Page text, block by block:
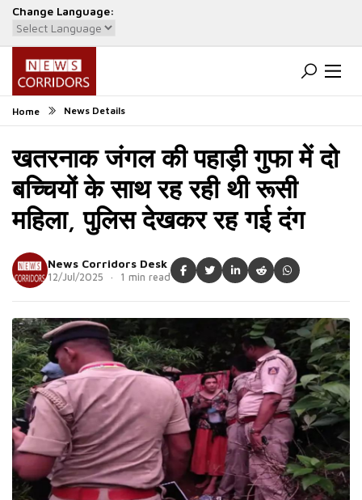
Change Language:
Powered by Translate
Home News Details
खतरनाक जंगल की पहाड़ी गुफा में दो
बच्चियों के साथ रह रही थी रूसी
महिला, पुलिस देखकर रह गई दंग
News Corridors Desk
12/Jul/2025 · 1 min read